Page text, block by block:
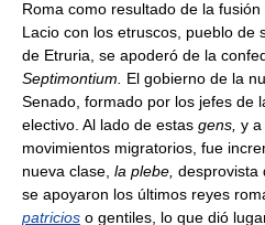
Roma como resultado de la
Lacio con los etruscos, pueblo de
de Etruria, se apoderó de la
Septimontium.
El gobierno de la
Senado, formado por los jefes de
electivo. Al lado de estas gens, y a
movimientos migratorios, fue
nueva clase, la plebe, desprovista
se apoyaron los últimos reyes
patricios o gentiles, lo que dió